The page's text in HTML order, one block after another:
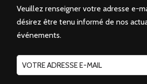
Veuillez renseigner votre adresse e-
désirez être tenu informé de nos
événements.